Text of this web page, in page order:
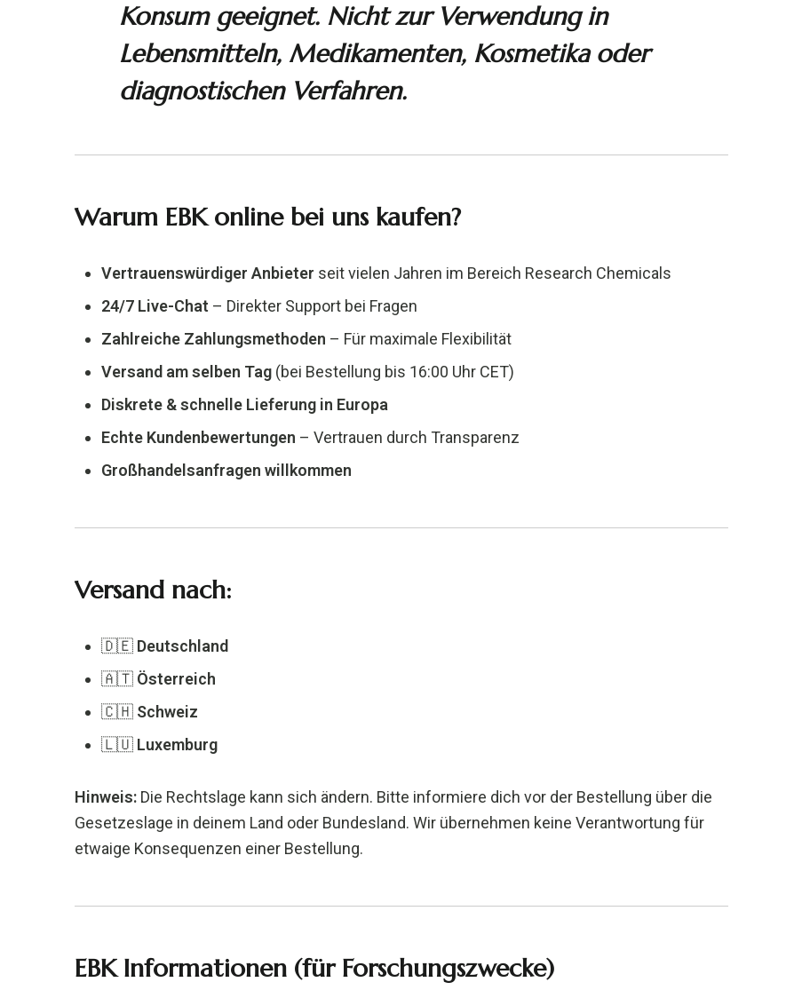
Konsum geeignet. Nicht zur Verwendung in
Lebensmitteln, Medikamenten, Kosmetika oder
diagnostischen Verfahren.
Warum EBK online bei uns kaufen?
Vertrauenswürdiger Anbieter seit vielen Jahren im Bereich Research Chemicals
24/7 Live-Chat – Direkter Support bei Fragen
Zahlreiche Zahlungsmethoden – Für maximale Flexibilität
Versand am selben Tag (bei Bestellung bis 16:00 Uhr CET)
Diskrete & schnelle Lieferung in Europa
Echte Kundenbewertungen – Vertrauen durch Transparenz
Großhandelsanfragen willkommen
Versand nach:
🇩🇪 Deutschland
🇦🇹 Österreich
🇨🇭 Schweiz
🇱🇺 Luxemburg
Hinweis: Die Rechtslage kann sich ändern. Bitte informiere dich vor der Bestellung über die
Gesetzeslage in deinem Land oder Bundesland. Wir übernehmen keine Verantwortung für
etwaige Konsequenzen einer Bestellung.
EBK Informationen (für Forschungszwecke)